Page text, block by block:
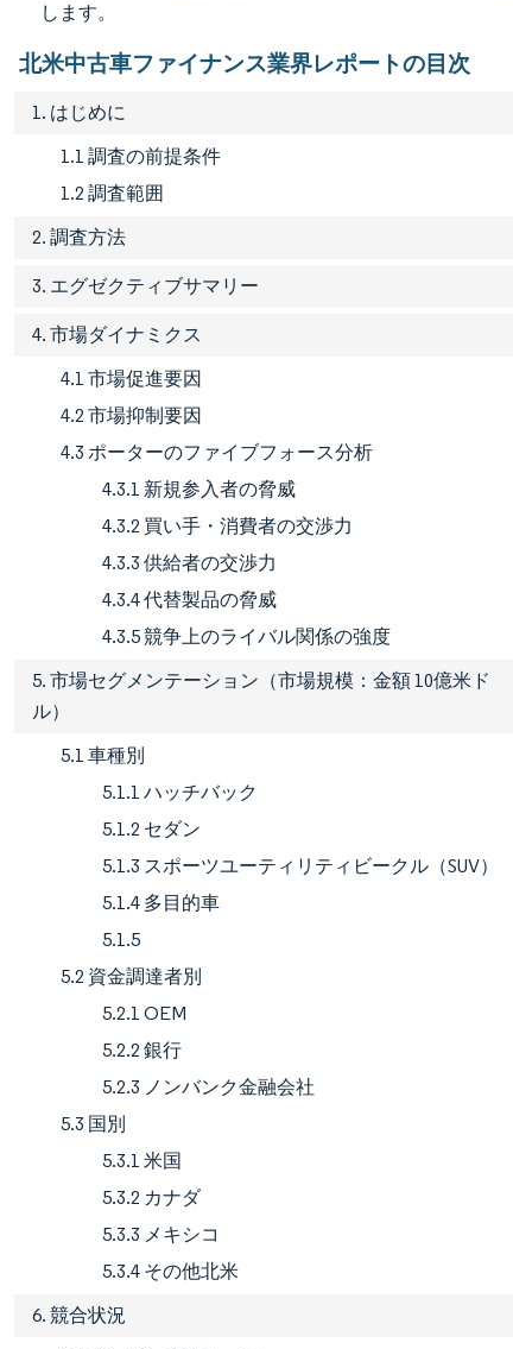
します。
北米中古車ファイナンス業界レポートの目次
1. はじめに
1.1 調査の前提条件
1.2 調査範囲
2. 調査方法
3. エグゼクティブサマリー
4. 市場ダイナミクス
4.1 市場促進要因
4.2 市場抑制要因
4.3 ポーターのファイブフォース分析
4.3.1 新規参入者の脅威
4.3.2 買い手・消費者の交渉力
4.3.3 供給者の交渉力
4.3.4 代替製品の脅威
4.3.5 競争上のライバル関係の強度
5. 市場セグメンテーション（市場規模：金額 10億米ド
ル）
5.1 車種別
5.1.1 ハッチバック
5.1.2 セダン
5.1.3 スポーツユーティリティビークル（SUV）
5.1.4 多目的車
5.1.5
5.2 資金調達者別
5.2.1 OEM
5.2.2 銀行
5.2.3 ノンバンク金融会社
5.3 国別
5.3.1 米国
5.3.2 カナダ
5.3.3 メキシコ
5.3.4 その他北米
6. 競合状況